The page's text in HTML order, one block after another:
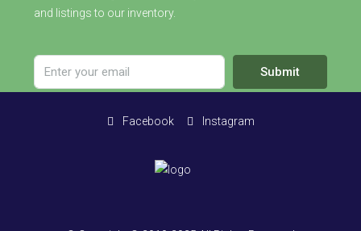
and listings to our inventory.
Submit
Facebook Instagram